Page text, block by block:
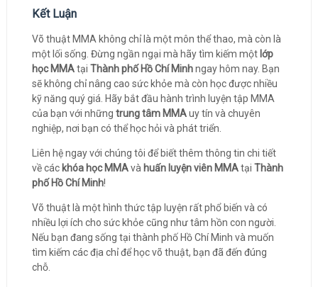
Kết Luận
Võ thuật MMA không chỉ là một môn thể thao, mà còn là
một lối sống. Đừng ngần ngại mà hãy tìm kiếm một lớp
học MMAtại Thành phố Hồ Chí Minhngay hôm nay. Bạn
sẽ không chỉ nâng cao sức khỏe mà còn học được nhiều
kỹ năng quý giá. Hãy bắt đầu hành trình luyện tập MMA
của bạn với những trung tâm MMAuy tín và chuyên
nghiệp, nơi bạn có thể học hỏi và phát triển.
Liên hệ ngay với chúng tôi để biết thêm thông tin chi tiết
về các khóa học MMAvà huấn luyện viên MMAtại Thành
phố Hồ Chí Minh!
Võ thuật là một hình thức tập luyện rất phổ biến và có
nhiều lợi ích cho sức khỏe cũng như tâm hồn con người.
Nếu bạn đang sống tại thành phố Hồ Chí Minh và muốn
tìm kiếm các địa chỉ để học võ thuật, bạn đã đến đúng
chỗ.